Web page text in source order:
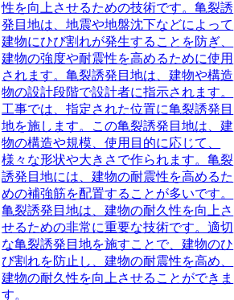
性を向上させるための技術です。亀裂誘
発目地は、地震や地盤沈下などによって
建物にひび割れが発生することを防ぎ、
建物の強度や耐震性を高めるために使用
されます。亀裂誘発目地は、建物や構造
物の設計段階で設計者に指示されます。
工事では、指定された位置に亀裂誘発目
地を施します。この亀裂誘発目地は、建
物の構造や規模、使用目的に応じて、
様々な形状や大きさで作られます。亀裂
誘発目地には、建物の耐震性を高めるた
めの補強筋を配置することが多いです。
亀裂誘発目地は、建物の耐久性を向上さ
せるための非常に重要な技術です。適切
な亀裂誘発目地を施すことで、建物のひ
び割れを防止し、建物の耐震性を高め、
建物の耐久性を向上させることができま
す。